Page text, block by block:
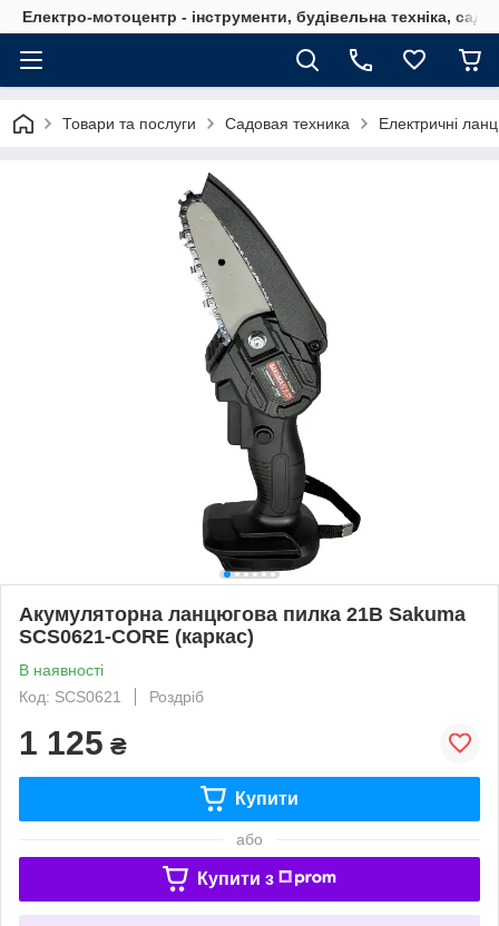
Електро-мотоцентр - інструменти, будівельна техніка,
Товари та послуги Садовая техника Електричні
Акумуляторна ланцюгова пилка 21В Sakuma
SCS0621-CORE (каркас)
В наявності
Код: SCS0621
Роздріб
1 125 ₴
Купити
або
Купити з